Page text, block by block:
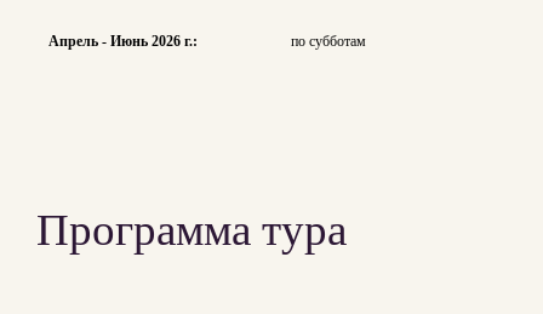
Апрель - Июнь 2026 г.: по субботам
Программа тура